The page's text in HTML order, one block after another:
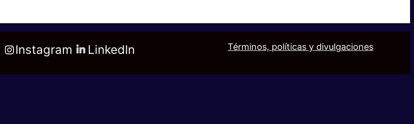
Instagram LinkedIn Términos, políticas y divulgaciones